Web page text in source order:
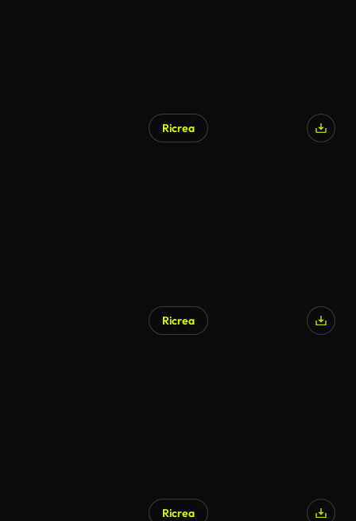
Ricrea
Ricrea
Ricrea